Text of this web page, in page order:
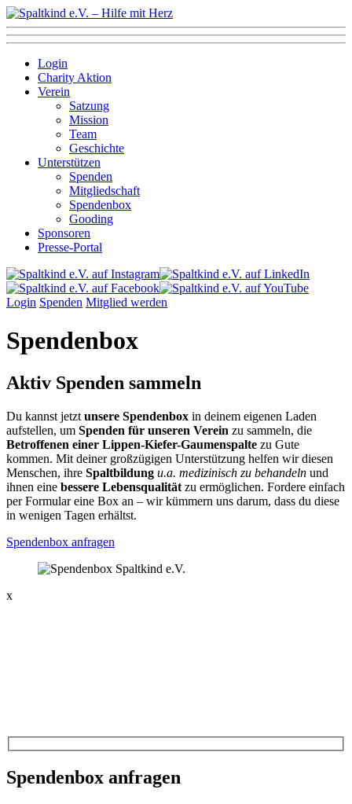
Login
Charity Aktion
Verein
Satzung
Mission
Team
Geschichte
Unterstützen
Spenden
Mitgliedschaft
Spendenbox
Gooding
Sponsoren
Presse-Portal
Login Spenden Mitglied werden
Spendenbox
Aktiv Spenden sammeln
Du kannst jetzt unsere Spendenbox in deinem eigenen Laden
aufstellen, um Spenden für unseren Verein zu sammeln, die
Betroffenen einer Lippen-Kiefer-Gaumenspalte zu Gute
kommen. Mit deiner großzügigen Unterstützung helfen wir diesen
Menschen, ihre Spaltbildung u.a. medizinisch zu behandeln und
ihnen eine bessere Lebensqualität zu ermöglichen. Fordere einfach
per Formular eine Box an – wir kümmern uns darum, dass du diese
in wenigen Tagen erhältst.
Spendenbox anfragen
x
Spendenbox anfragen